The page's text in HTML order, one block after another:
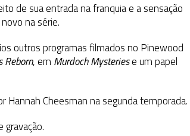
de sua entrada na franquia e a sensação
na série.
outros programas filmados no Pinewood
Reborn, em Murdoch Mysteriese um papel
Cheesman na segunda temporada.